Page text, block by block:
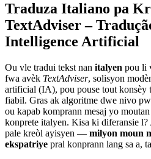
Traduza Italiano pa
TextAdviser –
Intelligence Artificial
Ou vle tradui tekst nan italyen pou li
fwa avèk TextAdviser, solisyon
artificial (IA), pou pouse tout konsèy
fiabil. Gras ak algoritme dwe nivo
ou kapab komprann mesaj yo
konprete italyen. Kisa ki diferansie
pale kreòl ayisyen — milyon moun
ekspatriye pral konprann lang sa a,